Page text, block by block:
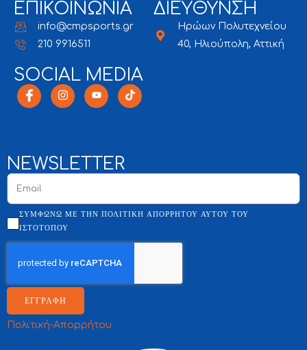
ΕΠΙΚΟΙΝΩΝΙΑ
info@cmpsports.gr
210 9916511
ΔΙΕΥΘΥΝΣΗ
Ηρώων Πολυτεχνείου
40, Ηλιούπολη, Αττική
SOCIAL MEDIA
NEWSLETTER
ΣΥΜΦΩΝΏ ΜΕ ΤΗΝ ΠΟΛΙΤΙΚΉ ΑΠΟΡΡΉΤΟΥ ΑΥΤΟΎ ΤΟΥ
ΙΣΤΌΤΟΠΟΥ
ΕΓΓΡΑΦΗ
Πολιτική-Απορρήτου